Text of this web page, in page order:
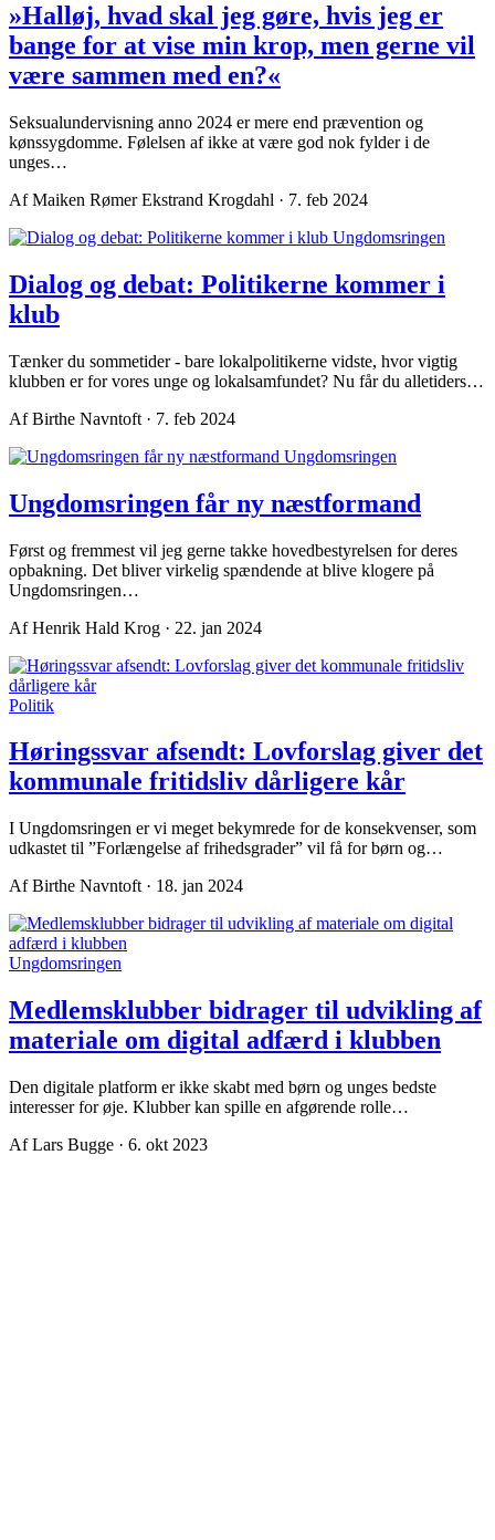
»Halløj, hvad skal jeg gøre, hvis jeg er
bange for at vise min krop, men gerne vil
være sammen med en?«
Seksualundervisning anno 2024 er mere end prævention og
kønssygdomme. Følelsen af ikke at være god nok fylder i de
unges…
Af Maiken Rømer Ekstrand Krogdahl · 7. feb 2024
Ungdomsringen
Dialog og debat: Politikerne kommer i
klub
Tænker du sommetider - bare lokalpolitikerne vidste, hvor vigtig
klubben er for vores unge og lokalsamfundet? Nu får du alletiders…
Af Birthe Navntoft · 7. feb 2024
Ungdomsringen
Ungdomsringen får ny næstformand
Først og fremmest vil jeg gerne takke hovedbestyrelsen for deres
opbakning. Det bliver virkelig spændende at blive klogere på
Ungdomsringen…
Af Henrik Hald Krog · 22. jan 2024
Politik
Høringssvar afsendt: Lovforslag giver det
kommunale fritidsliv dårligere kår
I Ungdomsringen er vi meget bekymrede for de konsekvenser, som
udkastet til ”Forlængelse af frihedsgrader” vil få for børn og…
Af Birthe Navntoft · 18. jan 2024
Ungdomsringen
Medlemsklubber bidrager til udvikling af
materiale om digital adfærd i klubben
Den digitale platform er ikke skabt med børn og unges bedste
interesser for øje. Klubber kan spille en afgørende rolle…
Af Lars Bugge · 6. okt 2023